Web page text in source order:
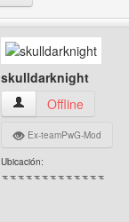
skulldarknight
skulldarknight Ver
Offline
Ex-teamPwG-Mod
Ubicación:
ᅚᅚᅚᅚᅚᅚᅚᅚᅚᅚᅚᅚᅚ